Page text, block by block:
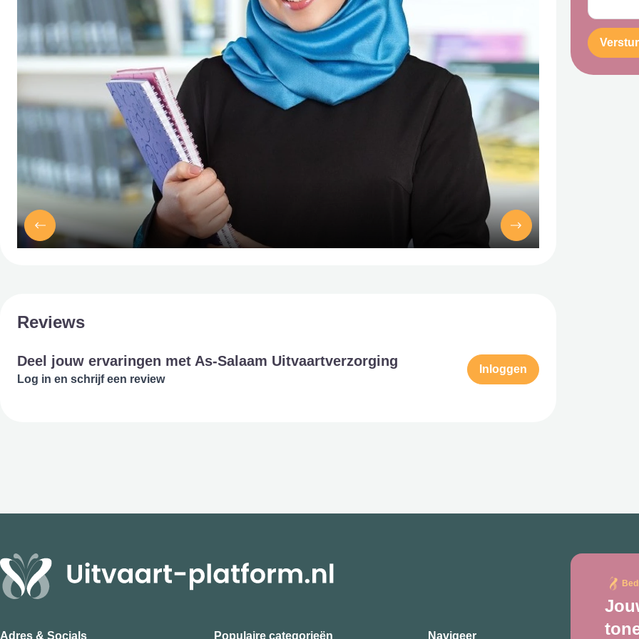
Reviews
Deel jouw ervaringen met As-Salaam Uitvaartverzorging
Log in en schrijf een review
Inloggen
Adres & Socials Populaire categorieën Navigeer